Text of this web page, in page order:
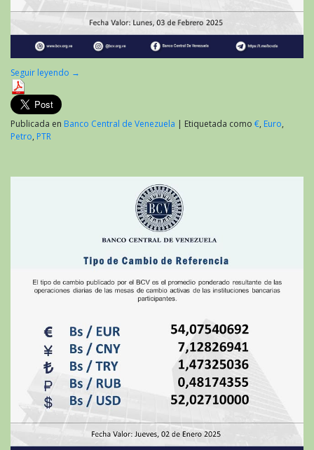
Seguir leyendo →
Publicada en Banco Central de Venezuela | Etiquetada como €, Euro,
Petro, PTR